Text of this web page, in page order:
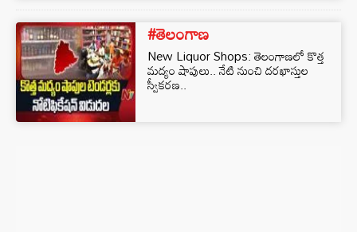
#తెలంగాణ
New Liquor Shops: తెలంగాణలో కొత్త
మద్యం షాపులు.. నేటి నుంచి దరఖాస్తుల
స్వీకరణ..